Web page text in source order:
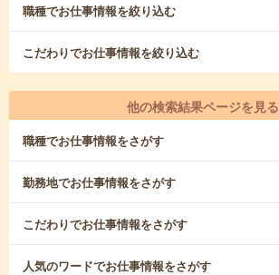
職種でお仕事情報を絞り込む
こだわりでお仕事情報を絞り込む
他の検索結果ページを見る
職種でお仕事情報をさがす
勤務地でお仕事情報をさがす
こだわりでお仕事情報をさがす
人気のワードでお仕事情報をさがす